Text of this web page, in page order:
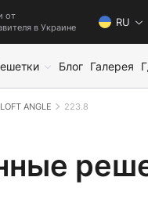
от
в Украине
RU
Блог Галерея
ANGLE 223.8